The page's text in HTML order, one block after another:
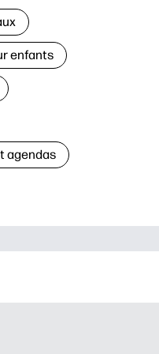
enfants
agendas